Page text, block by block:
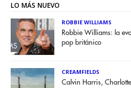
LO MÁS NUEVO
ROBBIE WILLIAMS
Robbie Williams: la
pop británico
CREAMFIELDS
Calvin Harris,